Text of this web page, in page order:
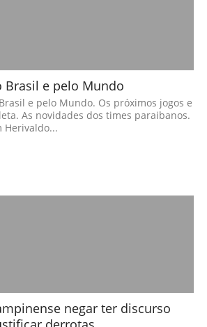
Brasil e pelo Mundo
e pelo Mundo. Os próximos jogos e
As novidades dos times paraibanos.
Herivaldo...
negar ter discurso